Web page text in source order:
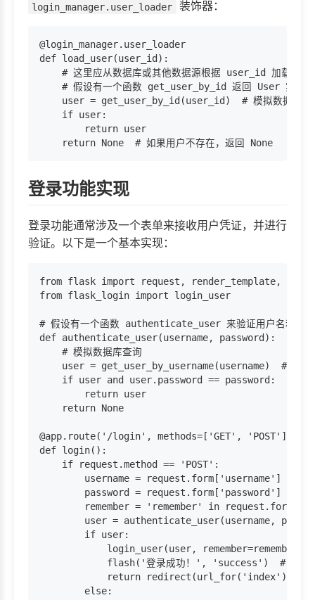
login_manager.user_loader 装饰器：
@login_manager.user_loader
def load_user(user_id):
    # 这里应从数据库或其他数据源根据 user_id 加载用户
    # 假设有一个函数 get_user_by_id 返回 User 实例
user = get_user_by_id(user_id)  # 模拟数据库查
    if user:
        return user
登录功能实现
登录功能通常涉及一个表单来接收用户凭证，并进行
验证。以下是一个基本实现：
from flask import request, render_template,
from flask_login import login_user
# 假设有一个函数 authenticate_user 来验证用户名和密码
def authenticate_user(username, password):
    # 模拟数据库查询
user = get_user_by_username(username)  # 从数
if user and user.password == password:  # 在实
        return user
    return None
@app.route('/login', methods=['GET', 'POST'])
def login():
    if request.method == 'POST':
        username = request.form['username']
        password = request.form['password']
remember = 'remember' in request.form  #
user = authenticate_user(username,
        if user:
login_user(user, remember=remember)
flash('登录成功！', 'success')  # 显示
return redirect(url_for('index'))  #
        else: